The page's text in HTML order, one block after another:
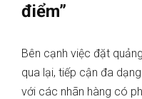
điểm”
Bên cạnh việc đặt
qua lại, tiếp cận đa
với các nhãn hàng có